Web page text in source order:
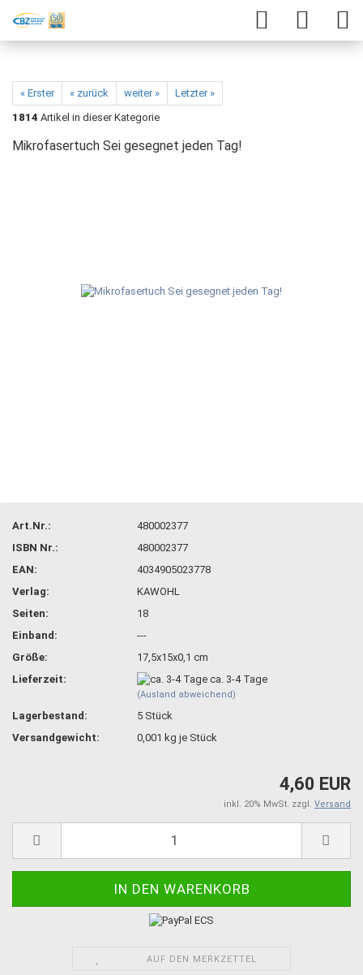
« Erster « zurück weiter »
Letzter »
1814 Artikel in dieser Kategorie
Mikrofasertuch Sei gesegnet jeden Tag!
Art.Nr.:
480002377
ISBN Nr.:
480002377
EAN:
4034905023778
Verlag:
KAWOHL
Seiten:
18
Einband:
---
Größe:
17,5x15x0,1 cm
Lieferzeit:
ca. 3-4 Tage
(Ausland abweichend)
Lagerbestand: 5 Stück
Versandgewicht:
0,001 kg je Stück
4,60 EUR
inkl. 20% MwSt. zzgl. Versand
AUF DEN MERKZETTEL